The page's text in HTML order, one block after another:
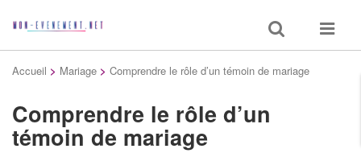
Toggle
search
Toggle
Accueil > Mariage > Comprendre le rôle d’un témoin de mariage
Comprendre le rôle d’un
témoin de mariage